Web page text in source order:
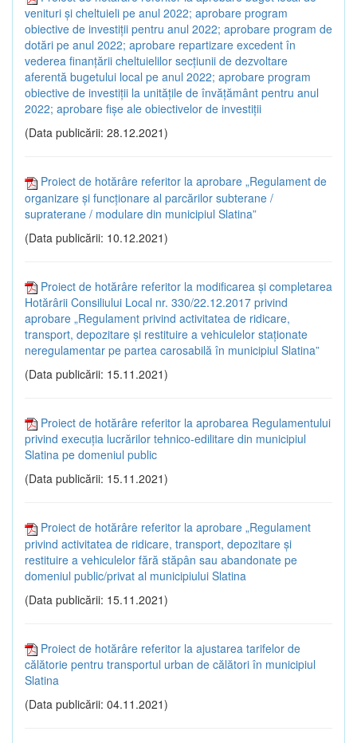
venituri și cheltuieli pe anul 2022; aprobare program
obiective de investiții pentru anul 2022; aprobare program de
dotări pe anul 2022; aprobare repartizare excedent în
vederea finanțării cheltuielilor secțiunii de dezvoltare
aferentă bugetului local pe anul 2022; aprobare program
obiective de investiții la unitățile de învățământ pentru anul
2022; aprobare fișe ale obiectivelor de investiții
(Data publicării: 28.12.2021)
Proiect de hotărâre referitor la aprobare „Regulament de
organizare și funcționare al parcărilor subterane /
supraterane / modulare din municipiul Slatina”
(Data publicării: 10.12.2021)
Proiect de hotărâre referitor la modificarea și completarea
Hotărârii Consiliului Local nr. 330/22.12.2017 privind
aprobare „Regulament privind activitatea de ridicare,
transport, depozitare și restituire a vehiculelor staționate
neregulamentar pe partea carosabilă în municipiul Slatina”
(Data publicării: 15.11.2021)
Proiect de hotărâre referitor la aprobarea Regulamentului
privind execuția lucrărilor tehnico-edilitare din municipiul
Slatina pe domeniul public
(Data publicării: 15.11.2021)
Proiect de hotărâre referitor la aprobare „Regulament
privind activitatea de ridicare, transport, depozitare și
restituire a vehiculelor fără stăpân sau abandonate pe
domeniul public/privat al municipiului Slatina
(Data publicării: 15.11.2021)
Proiect de hotărâre referitor la ajustarea tarifelor de
călătorie pentru transportul urban de călători în municipiul
Slatina
(Data publicării: 04.11.2021)